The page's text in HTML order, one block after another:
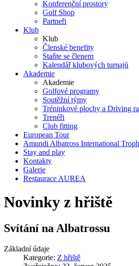
Konferenční prostory
Golf Shop
Partneři
Klub
Klub
Členské benefity
Staňte se členem
Kalendář klubových turnajů
Akademie
Akademie
Golfové programy
Soutěžní týmy
Tréninkové plochy a Driving
Trenéři
Club fitting
European Tour
Amundi Albatross International
Stay and play
Kontakty
Galerie
Restaurace AUREA
Novinky z hřiště
Svítání na Albatrossu
Základní údaje
Kategorie: Z hřiště